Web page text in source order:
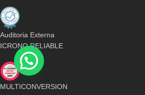
Auditoria Externa
ICRONO RELIABLE
MULTICONVERSION